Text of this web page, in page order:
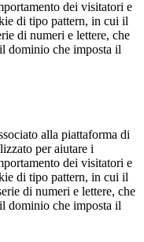
dei visitatori e
di tipo pattern, in cui il
di numeri e lettere, che
dominio che imposta il
alla piattaforma di
per aiutare i
dei visitatori e
di tipo pattern, in cui il
di numeri e lettere, che
dominio che imposta il